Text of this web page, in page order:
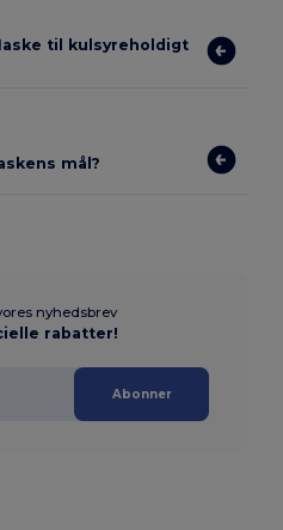
til kulsyreholdigt
mål?
nyhedsbrev
rabatter!
Abonner